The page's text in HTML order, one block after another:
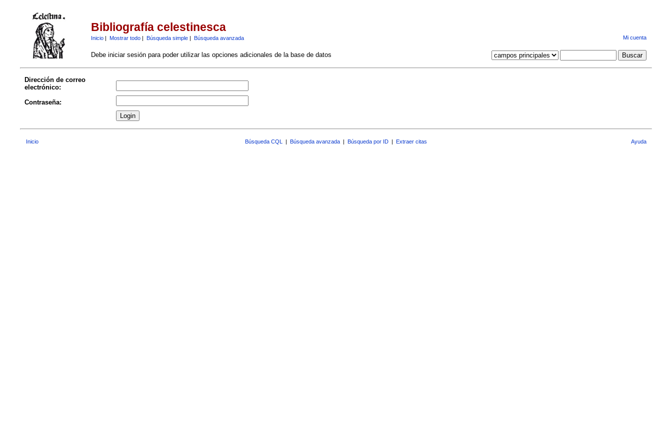
Bibliografía celestinesca
Inicio| Mostrar todo| Búsqueda simple| Búsqueda avanzada Mi cuenta
Debe iniciar sesión para poder utilizar las opciones adicionales de la base de datos
Dirección de correo
electrónico:
Contraseña:
Inicio Búsqueda CQL | Búsqueda avanzada | Búsqueda por ID | Extraer citas Ayuda